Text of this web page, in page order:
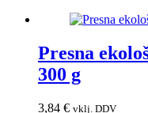
Presna
300 g
3,84 € vklj. DDV